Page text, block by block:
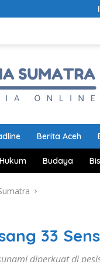
Indonesia
Berita Aceh
Hukum Budaya
33
diperkuat di